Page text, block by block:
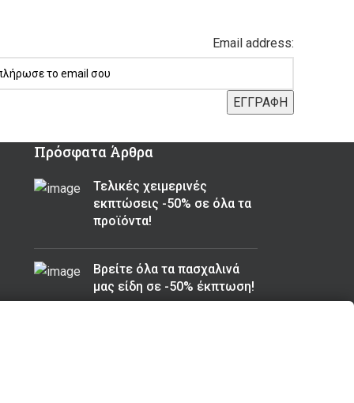
Email address:
Πρόσφατα Άρθρα
Τελικές χειμερινές
εκπτώσεις -50% σε όλα τα
προϊόντα!
Βρείτε όλα τα πασχαλινά
μας είδη σε -50% έκπτωση!